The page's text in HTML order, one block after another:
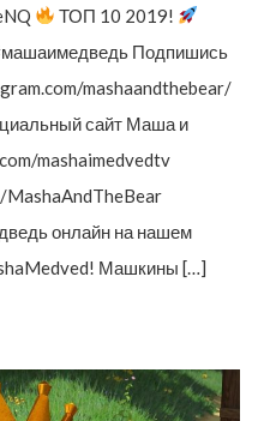
ТОП 10 2019!
Подпишись
mashaandthebear/
сайт Маша и
mashaimedvedtv
онлайн на нашем
Машкины […]